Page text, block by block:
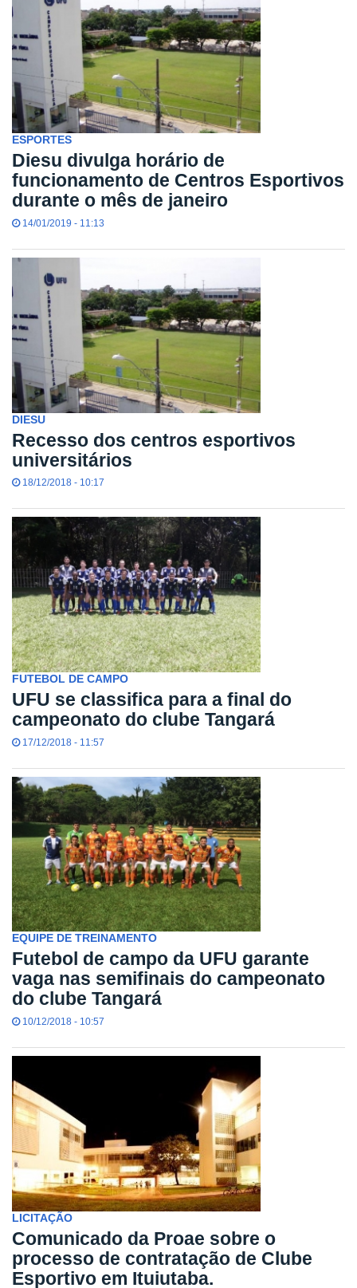
ESPORTES
Diesu divulga horário de
funcionamento de Centros Esportivos
durante o mês de janeiro
14/01/2019 - 11:13
DIESU
Recesso dos centros esportivos
universitários
18/12/2018 - 10:17
FUTEBOL DE CAMPO
UFU se classifica para a final do
campeonato do clube Tangará
17/12/2018 - 11:57
EQUIPE DE TREINAMENTO
Futebol de campo da UFU garante
vaga nas semifinais do campeonato
do clube Tangará
10/12/2018 - 10:57
LICITAÇÃO
Comunicado da Proae sobre o
processo de contratação de Clube
Esportivo em Ituiutaba.